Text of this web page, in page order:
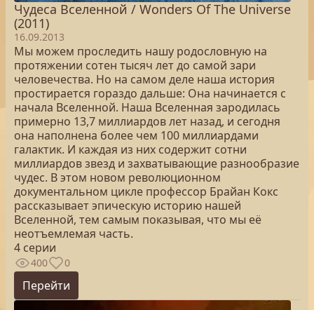
Чудеса Вселенной / Wonders Of The Universe
(2011)
16.09.2013
Мы можем проследить нашу родословную на
протяжении сотен тысяч лет до самой зари
человечества. Но на самом деле наша история
простирается гораздо дальше: Она начинается с
начала Вселенной. Наша Вселенная зародилась
примерно 13,7 миллиардов лет назад, и сегодня
она наполнена более чем 100 миллиардами
галактик. И каждая из них содержит сотни
миллиардов звезд и захватывающие разнообразие
чудес. В этом новом революционном
документальном цикле профессор Брайан Кокс
рассказывает эпическую историю нашей
Вселенной, тем самым показывая, что мы её
неотъемлемая часть.
4 серии
400 0
Перейти